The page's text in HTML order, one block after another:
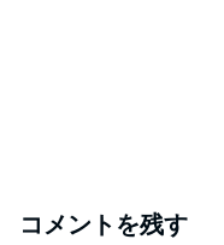
コメントを残す